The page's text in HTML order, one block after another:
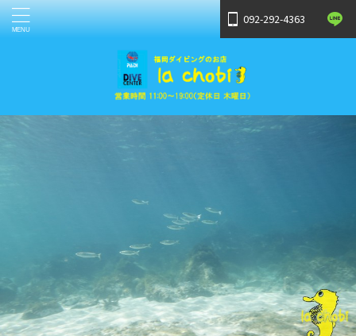
092-292-4363